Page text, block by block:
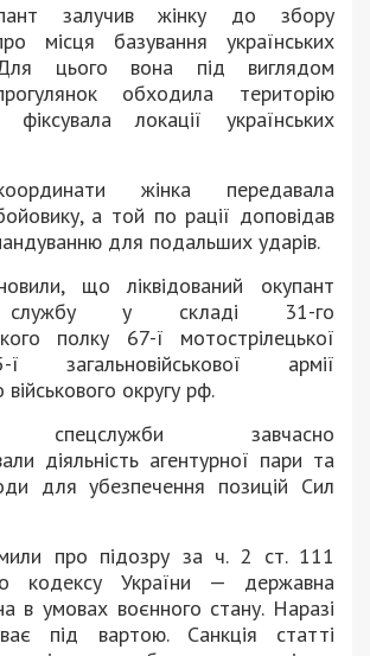
залучив жінку до збору
місця базування українських
Для цього вона під виглядом
обходила територію
локації українських
жінка передавала
а той по рації доповідав
для подальших ударів.
що ліквідований окупант
службу у складі 31-го
полку 67-ї мотострілецької
загальновійськової армії
округу рф.
спецслужби завчасно
діяльність агентурної пари та
для убезпечення позицій Сил
про підозру за ч. 2 ст. 111
кодексу України — державна
в умовах воєнного стану. Наразі
під вартою. Санкція статті